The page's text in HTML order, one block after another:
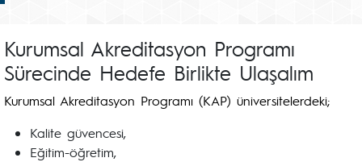
Kurumsal Akreditasyon Programı
Sürecinde Hedefe Birlikte Ulaşalım
Kurumsal Akreditasyon Programı (KAP) üniversitelerdeki;
Kalite güvencesi,
Eğitim-öğretim,